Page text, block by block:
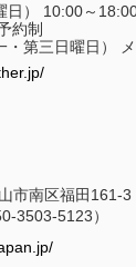
日） 10:00～
約制
・第三日曜日）
市南区福田161-3
3503-5123）